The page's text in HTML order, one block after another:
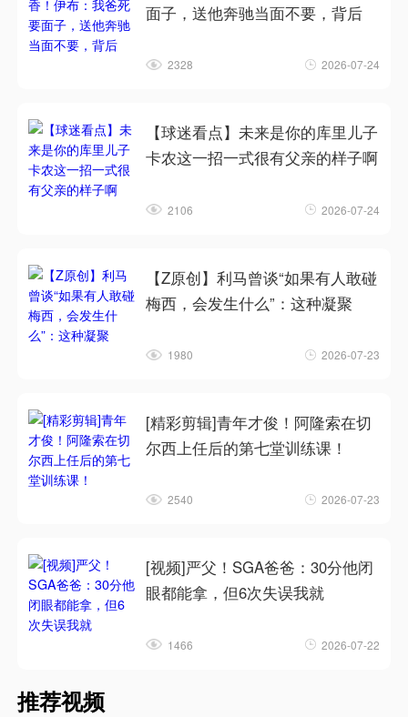
面子，送他奔驰当面不要，背后
2328 2026-07-24
【球迷看点】未来是你的库里儿子
卡农这一招一式很有父亲的样子啊
2106 2026-07-24
【Z原创】利马曾谈“如果有人敢碰
梅西，会发生什么”：这种凝聚
1980 2026-07-23
[精彩剪辑]青年才俊！阿隆索在切
尔西上任后的第七堂训练课！
2540 2026-07-23
[视频]严父！SGA爸爸：30分他闭
眼都能拿，但6次失误我就
1466 2026-07-22
推荐视频